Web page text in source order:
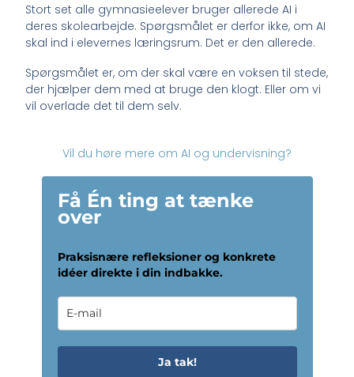
Stort set alle gymnasieelever bruger allerede AI i
deres skolearbejde. Spørgsmålet er derfor ikke, om AI
skal ind i elevernes læringsrum. Det er den allerede.
Spørgsmålet er, om der skal være en voksen til stede,
der hjælper dem med at bruge den klogt. Eller om vi
vil overlade det til dem selv.
Vil du høre mere om AI og undervisning?
Få Én ting at tænke
over
Praksisnære refleksioner og konkrete
idéer direkte i din indbakke.
Ja tak!